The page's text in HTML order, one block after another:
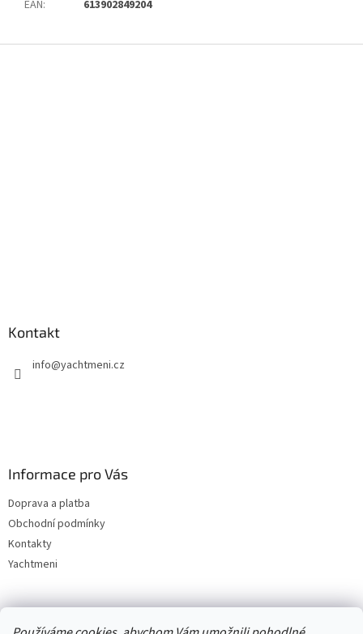
EAN: 613902849204
Kontakt
info@yachtmeni.cz
Informace pro Vás
Doprava a platba
Obchodní podmínky
Kontakty
Yachtmeni
Zboží.cz Heureka.cz Yachtmeni ComGate Payments, a.s.